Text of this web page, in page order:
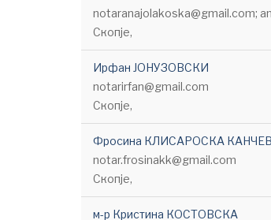
notaranajolakoska@gmail.com;
Скопје,
Ирфан ЈОНУЗОВСКИ
notarirfan@gmail.com
Скопје,
Фросина КЛИСАРОСКА
notar.frosinakk@gmail.com
Скопје,
м-р Кристина КОСТОВСКА